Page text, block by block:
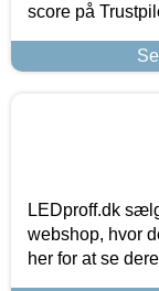
score på
LEDproff.dk
webshop, hvor
her for at se